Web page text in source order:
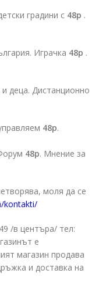
градини с 48p .
Играчка 48p .
деца. Дистанционно
48p.
48p. Мнение за
моля да се
kontakti/
/в центъра/ тел:
е
магазин продава
и доставка на